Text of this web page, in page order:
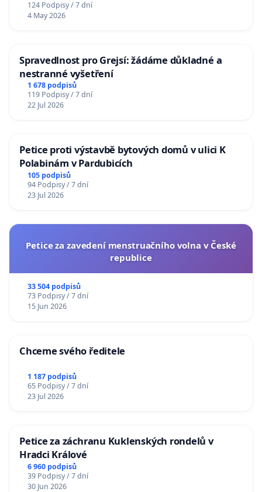
124 Podpisy / 7 dní
4 May 2026
Spravedlnost pro Grejsí: žádáme důkladné a
nestranné vyšetření
1 678 podpisů
119 Podpisy / 7 dní
22 Jul 2026
Petice proti výstavbě bytových domů v ulici K
Polabinám v Pardubicích
105 podpisů
94 Podpisy / 7 dní
23 Jul 2026
Petice za zavedení menstruačního volna v České
republice
33 504 podpisů
73 Podpisy / 7 dní
15 Jun 2026
Chceme svého ředitele
1 187 podpisů
65 Podpisy / 7 dní
23 Jul 2026
Petice za záchranu Kuklenských rondelů v
Hradci Králové
6 960 podpisů
39 Podpisy / 7 dní
30 Jun 2026